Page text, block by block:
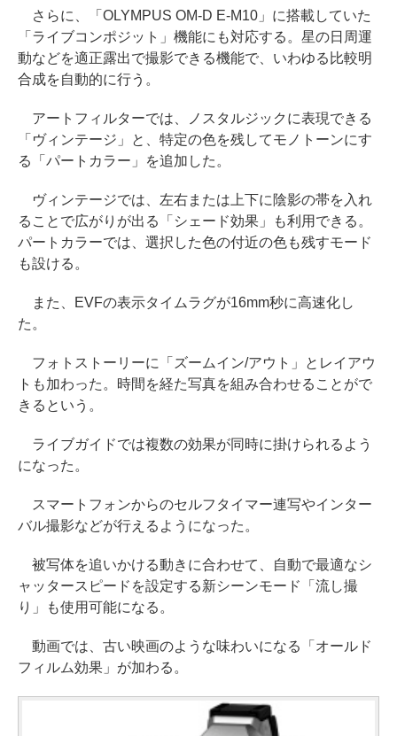
さらに、「OLYMPUS OM-D E-M10」に搭載していた
「ライブコンポジット」機能にも対応する。星の日周運
動などを適正露出で撮影できる機能で、いわゆる比較明
合成を自動的に行う。
アートフィルターでは、ノスタルジックに表現できる
「ヴィンテージ」と、特定の色を残してモノトーンにす
る「パートカラー」を追加した。
ヴィンテージでは、左右または上下に陰影の帯を入れ
ることで広がりが出る「シェード効果」も利用できる。
パートカラーでは、選択した色の付近の色も残すモード
も設ける。
また、EVFの表示タイムラグが16mm秒に高速化し
た。
フォトストーリーに「ズームイン/アウト」とレイアウ
トも加わった。時間を経た写真を組み合わせることがで
きるという。
ライブガイドでは複数の効果が同時に掛けられるよう
になった。
スマートフォンからのセルフタイマー連写やインター
バル撮影などが行えるようになった。
被写体を追いかける動きに合わせて、自動で最適なシ
ャッタースピードを設定する新シーンモード「流し撮
り」も使用可能になる。
動画では、古い映画のような味わいになる「オールド
フィルム効果」が加わる。